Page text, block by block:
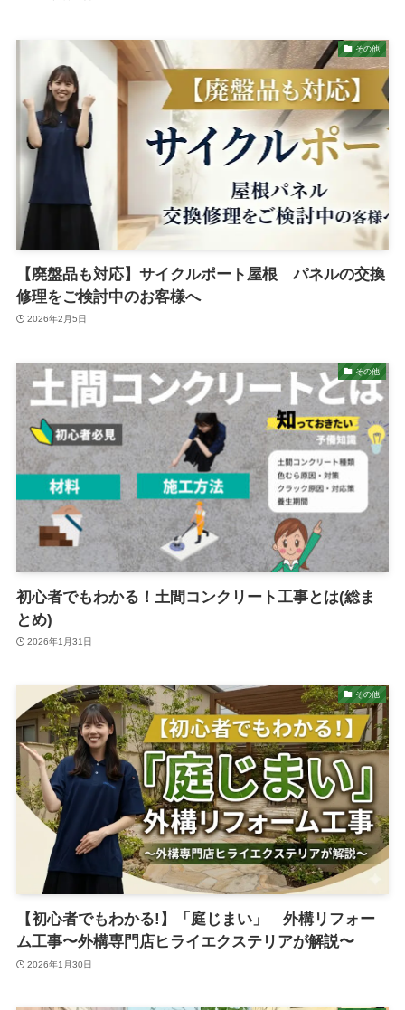
その他
【廃盤品も対応】サイクルポート屋根 パネルの交換
修理をご検討中のお客様へ
2026年2月5日
その他
初心者でもわかる！土間コンクリート工事とは(総ま
とめ)
2026年1月31日
その他
【初心者でもわかる!】「庭じまい」 外構リフォー
ム工事〜外構専門店ヒライエクステリアが解説〜
2026年1月30日